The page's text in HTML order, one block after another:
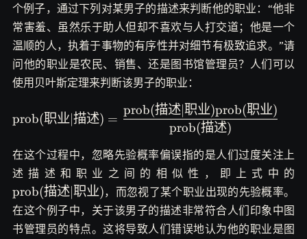
个例子，通过下列对某男子的描述来判断他的职业：“他非
常害羞、虽然乐于助人但却不喜欢与人打交道；他是一个
温顺的人，执着于事物的有序性并对细节有极致追求。”请
问他的职业是农民、销售、还是图书馆管理员？人们可以
使用贝叶斯定理来判断该男子的职业：
\text{prob}(职业|描
述)=\displaystyle\frac{\text{prob}
{\text{prob}(描述)}
prob(职业∣描述) =
prob(描述)
prob(描述∣职业)prob(职业)
在这个过程中，忽略先验概率偏误指的是人们过度关注上
述描述和职业之间的相似性，即上式中的
prob(描述 职业)，而忽视了某个职业出现的先验概率。
在这个例子中，关于该男子的描述非常符合人们印象中图
书管理员的特点。这将导致人们错误地认为他的职业是图